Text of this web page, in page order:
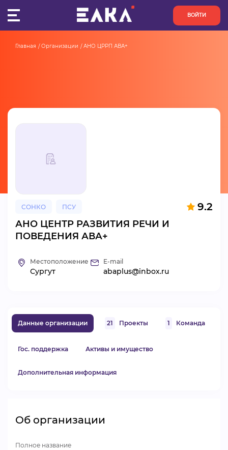
ВОЙТИ
ОРГАНИЗАЦИИ
ПРОЕКТЫ
ВИДЕОКУРСЫ
Главная Организации АНО ЦРРП АВА+
СОНКО ПСУ 9.2
АНО ЦЕНТР РАЗВИТИЯ РЕЧИ И
ПОВЕДЕНИЯ АВА+
Местоположение
Сургут
E-mail
abaplus@inbox.ru
Данные организации 21 Проекты 1 Команда
Гос. поддержка Активы и имущество
Дополнительная информация
Об организации
Полное название